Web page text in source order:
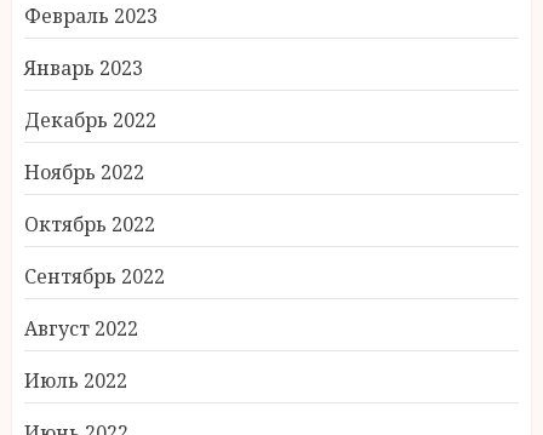
Февраль 2023
Январь 2023
Декабрь 2022
Ноябрь 2022
Октябрь 2022
Сентябрь 2022
Август 2022
Июль 2022